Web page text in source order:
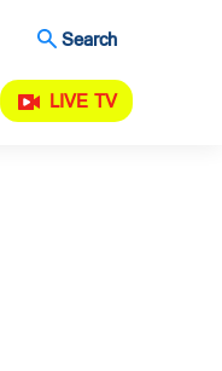
Search
LIVE TV